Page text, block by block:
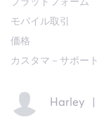
モバイル取引
価格
カスタマ－サポート
Harley